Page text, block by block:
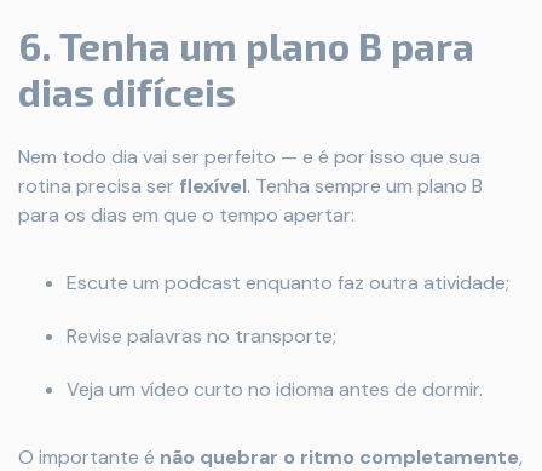
6. Tenha um plano B para
dias difíceis
Nem todo dia vai ser perfeito — e é por isso que sua
rotina precisa ser flexível. Tenha sempre um plano B
para os dias em que o tempo apertar:
Escute um podcast enquanto faz outra atividade;
Revise palavras no transporte;
Veja um vídeo curto no idioma antes de dormir.
O importante é não quebrar o ritmo completamente,